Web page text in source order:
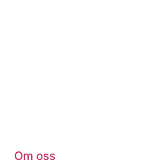
Om oss